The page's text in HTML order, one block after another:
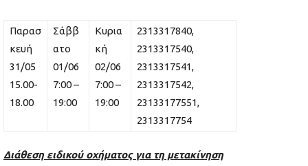
Παρασ
κευή
31/05
15.00-
18.00
Σάββ
ατο
01/06
7:00 –
19:00
Κυρια
κή
02/06
7:00 –
19:00
2313317840,
2313317540,
2313317541,
2313317542,
23133177551,
2313317754
Διάθεση ειδικού οχήματος για τη μετακίνηση